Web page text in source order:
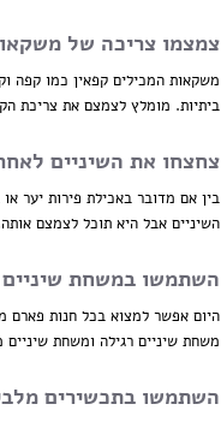
צמצמו צריכה של
משקאות המכילים קפאין כמו קפה
ביתיות. מומלץ לצמצם את צריכת
צחצחו את השיניים
בין אם מדובר באכילת פירות יער
השיניים אבל היא תוכל לצמצם
השתמשו במשחת שיניים
היום אפשר למצוא בכל חנות פארם
משחת שיניים רגילה ומשחת שיניים
השתמשו בתכשירים